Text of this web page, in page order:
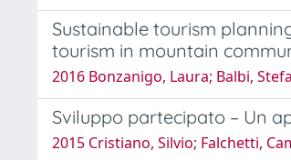
Sustainable tourism
tourism in mountain
2016 Bonzanigo, Laura; Balbi,
Sviluppo partecipato – Un
2015 Cristiano, Silvio; Falchetti,